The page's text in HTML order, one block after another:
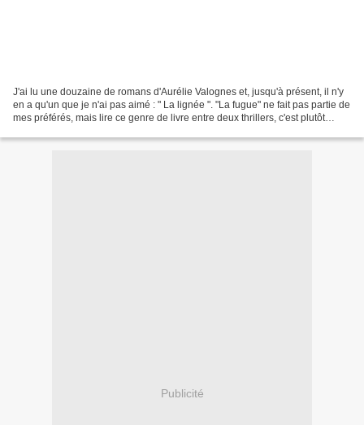
J'ai lu une douzaine de romans d'Aurélie Valognes et, jusqu'à présent, il n'y
en a qu'un que je n'ai pas aimé : " La lignée ". "La fugue" ne fait pas partie de
mes préférés, mais lire ce genre de livre entre deux thrillers, c'est plutôt
Publicité